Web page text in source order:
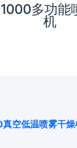
有机溶
燥机
空低温喷雾干燥